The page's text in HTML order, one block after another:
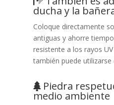
ducha y la
Coloque directamente
antiguas y ahorre
resistente a los rayos
también puede utilizarse
Piedra
medio ambiente